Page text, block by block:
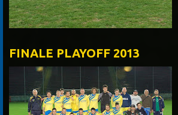
FINALE PLAYOFF 2013